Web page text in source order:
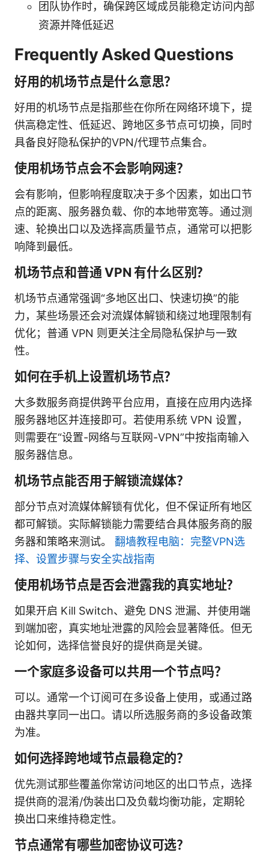
团队协作时，确保跨区域成员能稳定访问内部
资源并降低延迟
Frequently Asked Questions
好用的机场节点是什么意思？
好用的机场节点是指那些在你所在网络环境下，提
供高稳定性、低延迟、跨地区多节点可切换，同时
具备良好隐私保护的VPN/代理节点集合。
使用机场节点会不会影响网速？
会有影响，但影响程度取决于多个因素，如出口节
点的距离、服务器负载、你的本地带宽等。通过测
速、轮换出口以及选择高质量节点，通常可以把影
响降到最低。
机场节点和普通 VPN 有什么区别？
机场节点通常强调“多地区出口、快速切换”的能
力，某些场景还会对流媒体解锁和绕过地理限制有
优化；普通 VPN 则更关注全局隐私保护与一致
性。
如何在手机上设置机场节点？
大多数服务商提供跨平台应用，直接在应用内选择
服务器地区并连接即可。若使用系统 VPN 设置，
则需要在“设置-网络与互联网-VPN”中按指南输入
服务器信息。
机场节点能否用于解锁流媒体？
部分节点对流媒体解锁有优化，但不保证所有地区
都可解锁。实际解锁能力需要结合具体服务商的服
务器和策略来测试。 翻墙教程电脑：完整VPN选
择、设置步骤与安全实战指南
使用机场节点是否会泄露我的真实地址？
如果开启 Kill Switch、避免 DNS 泄漏、并使用端
到端加密，真实地址泄露的风险会显著降低。但无
论如何，选择信誉良好的提供商是关键。
一个家庭多设备可以共用一个节点吗？
可以。通常一个订阅可在多设备上使用，或通过路
由器共享同一出口。请以所选服务商的多设备政策
为准。
如何选择跨地域节点最稳定的？
优先测试那些覆盖你常访问地区的出口节点，选择
提供商的混淆/伪装出口及负载均衡功能，定期轮
换出口来维持稳定性。
节点通常有哪些加密协议可选？